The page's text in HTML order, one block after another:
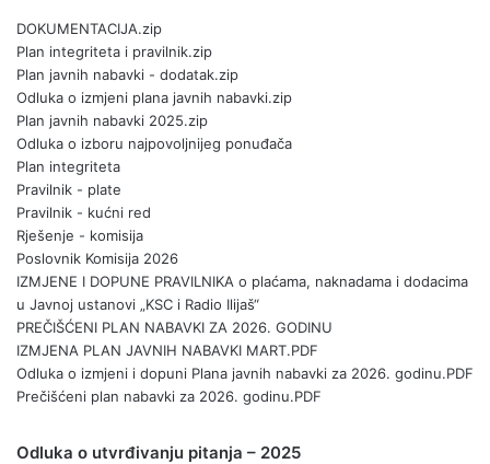
DOKUMENTACIJA.zip
Plan integriteta i pravilnik.zip
Plan javnih nabavki - dodatak.zip
Odluka o izmjeni plana javnih nabavki.zip
Plan javnih nabavki 2025.zip
Odluka o izboru najpovoljnijeg ponuđača
Plan integriteta
Pravilnik - plate
Pravilnik - kućni red
Rješenje - komisija
Poslovnik Komisija 2026
IZMJENE I DOPUNE PRAVILNIKA o plaćama, naknadama i dodacima
u Javnoj ustanovi „KSC i Radio Ilijaš“
PREČIŠĆENI PLAN NABAVKI ZA 2026. GODINU
IZMJENA PLAN JAVNIH NABAVKI MART.PDF
Odluka o izmjeni i dopuni Plana javnih nabavki za 2026. godinu.PDF
Prečišćeni plan nabavki za 2026. godinu.PDF
Odluka o utvrđivanju pitanja – 2025